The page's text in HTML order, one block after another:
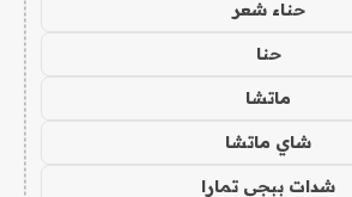
حناء شعر
حنا
ماتشا
شاي ماتشا
شدات ببجي تمارا